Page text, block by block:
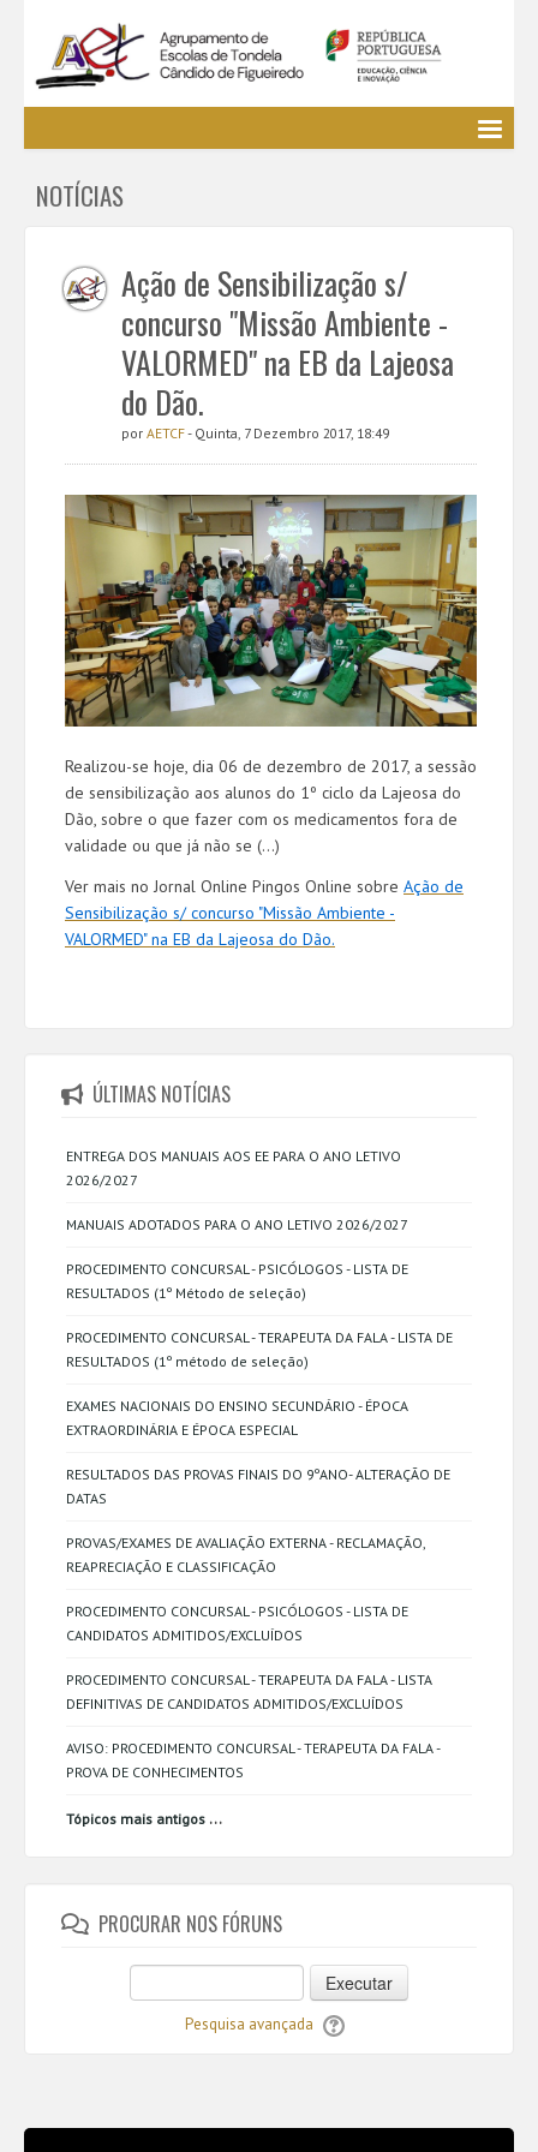
EE / Alunos
Cursos Profissionais
Bibliotecas
Media AETCF
Legislação
Utilizador não identificado. (
NOTÍCIAS
Ação de Sensibilização s/
concurso "Missão Ambiente -
VALORMED" na EB da Lajeosa
do Dão.
por AETCF- Quinta, 7 Dezembro 2017, 18:49
Realizou-se hoje, dia 06 de dezembro de 2017, a sessão
de sensibilização aos alunos do 1º ciclo da Lajeosa do
Dão, sobre o que fazer com os medicamentos fora de
validade ou que já não se (...)
Ver mais no Jornal Online Pingos Online sobre Ação de
Sensibilização s/ concurso "Missão Ambiente -
VALORMED" na EB da Lajeosa do Dão.
ÚLTIMAS NOTÍCIAS
ENTREGA DOS MANUAIS AOS EE PARA O ANO LETIVO
2026/2027
MANUAIS ADOTADOS PARA O ANO LETIVO 2026/2027
PROCEDIMENTO CONCURSAL - PSICÓLOGOS - LISTA DE
RESULTADOS (1º Método de seleção)
PROCEDIMENTO CONCURSAL - TERAPEUTA DA FALA - LISTA DE
RESULTADOS (1º método de seleção)
EXAMES NACIONAIS DO ENSINO SECUNDÁRIO - ÉPOCA
EXTRAORDINÁRIA E ÉPOCA ESPECIAL
RESULTADOS DAS PROVAS FINAIS DO 9ºANO- ALTERAÇÃO DE
DATAS
PROVAS/EXAMES DE AVALIAÇÃO EXTERNA - RECLAMAÇÃO,
REAPRECIAÇÃO E CLASSIFICAÇÃO
PROCEDIMENTO CONCURSAL - PSICÓLOGOS - LISTA DE
CANDIDATOS ADMITIDOS/EXCLUÍDOS
PROCEDIMENTO CONCURSAL - TERAPEUTA DA FALA - LISTA
DEFINITIVAS DE CANDIDATOS ADMITIDOS/EXCLUÍDOS
AVISO: PROCEDIMENTO CONCURSAL - TERAPEUTA DA FALA -
PROVA DE CONHECIMENTOS
Tópicos mais antigos ...
PROCURAR NOS FÓRUNS
Executar
Pesquisa avançada